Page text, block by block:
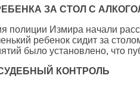
ЗА СТОЛ С
полиции Измира начали
ребенок сидит за
было установлено, что
КОНТРОЛЬ